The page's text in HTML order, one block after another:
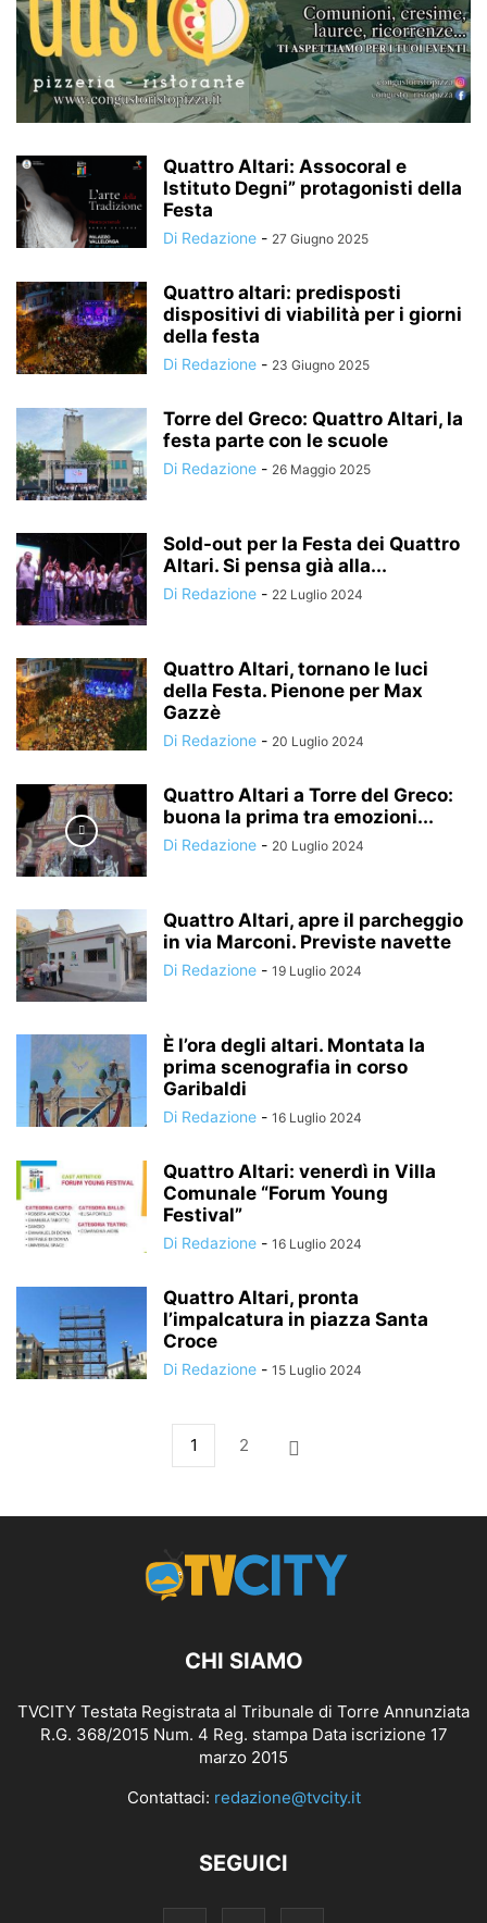
Quattro Altari: Assocoral e
Istituto Degni” protagonisti della
Festa
Di Redazione - 27 Giugno 2025
Quattro altari: predisposti
dispositivi di viabilità per i giorni
della festa
Di Redazione - 23 Giugno 2025
Torre del Greco: Quattro Altari, la
festa parte con le scuole
Di Redazione - 26 Maggio 2025
Sold-out per la Festa dei Quattro
Altari. Si pensa già alla...
Di Redazione - 22 Luglio 2024
Quattro Altari, tornano le luci
della Festa. Pienone per Max
Gazzè
Di Redazione - 20 Luglio 2024
Quattro Altari a Torre del Greco:
buona la prima tra emozioni...
Di Redazione - 20 Luglio 2024
Quattro Altari, apre il parcheggio
in via Marconi. Previste navette
Di Redazione - 19 Luglio 2024
È l’ora degli altari. Montata la
prima scenografia in corso
Garibaldi
Di Redazione - 16 Luglio 2024
Quattro Altari: venerdì in Villa
Comunale “Forum Young
Festival”
Di Redazione - 16 Luglio 2024
Quattro Altari, pronta
l’impalcatura in piazza Santa
Croce
Di Redazione - 15 Luglio 2024
1 2
CHI SIAMO
TVCITY Testata Registrata al Tribunale di Torre Annunziata
R.G. 368/2015 Num. 4 Reg. stampa Data iscrizione 17
marzo 2015
Contattaci: redazione@tvcity.it
SEGUICI